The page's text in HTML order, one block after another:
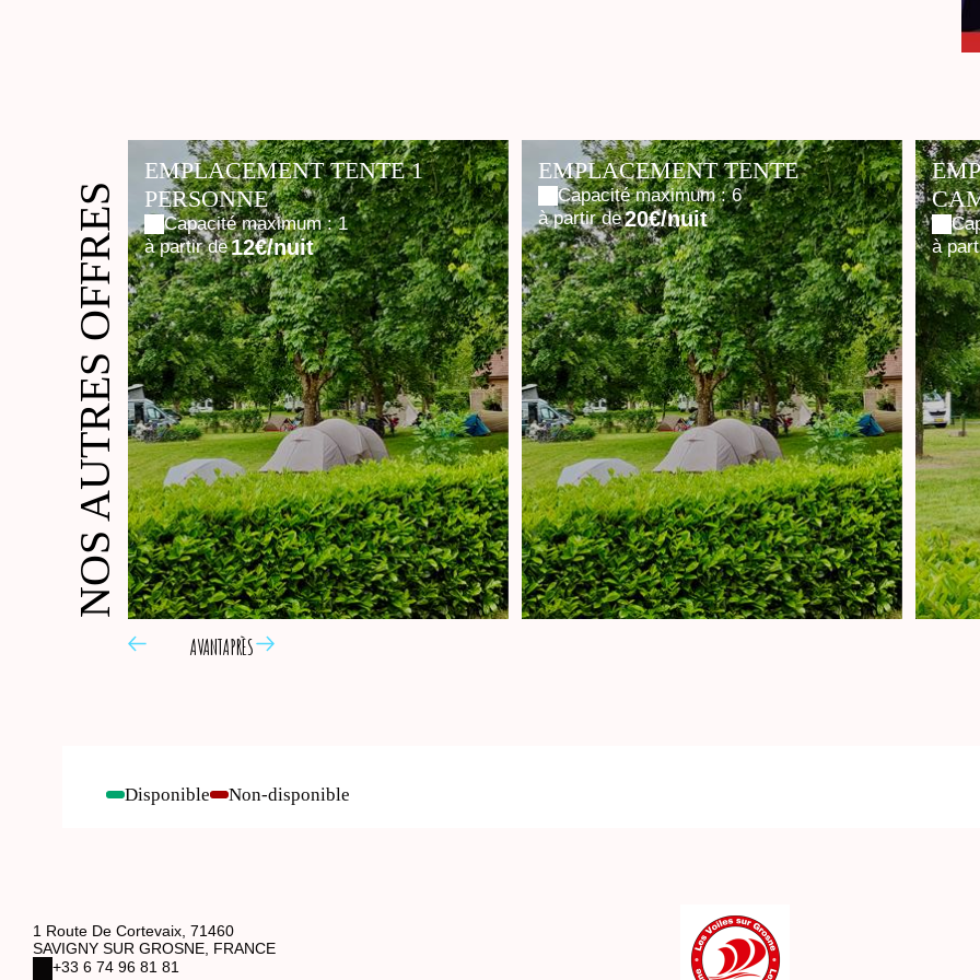
NOS AUTRES OFFRES
EMPLACEMENT TENTE 1
PERSONNE
Capacité maximum : 1
à partir de12€/nuit
EMPLACEMENT TENTE
Capacité maximum : 6
à partir de20€/nuit
à
AVANTAPRÈS
- Disponible - Non-disponible
1 Route De Cortevaix, 71460
SAVIGNY SUR GROSNE, FRANCE
+33 6 74 96 81 81